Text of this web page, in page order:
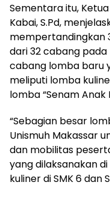
Sementara itu,
Kabai, S.Pd,
mempertandingkan
dari 32 cabang
cabang lomba baru
meliputi lomba
lomba “Senam Anak
“Sebagian besar
Unismuh Makassar
dan mobilitas
yang dilaksanakan
kuliner di SMK 6 dan